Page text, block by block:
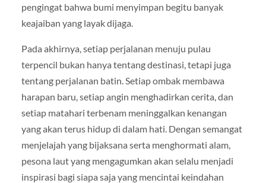
pengingat bahwa bumi menyimpan begitu banyak
keajaiban yang layak dijaga.
Pada akhirnya, setiap perjalanan menuju pulau
terpencil bukan hanya tentang destinasi, tetapi juga
tentang perjalanan batin. Setiap ombak membawa
harapan baru, setiap angin menghadirkan cerita, dan
setiap matahari terbenam meninggalkan kenangan
yang akan terus hidup di dalam hati. Dengan semangat
menjelajah yang bijaksana serta menghormati alam,
pesona laut yang mengagumkan akan selalu menjadi
inspirasi bagi siapa saja yang mencintai keindahan